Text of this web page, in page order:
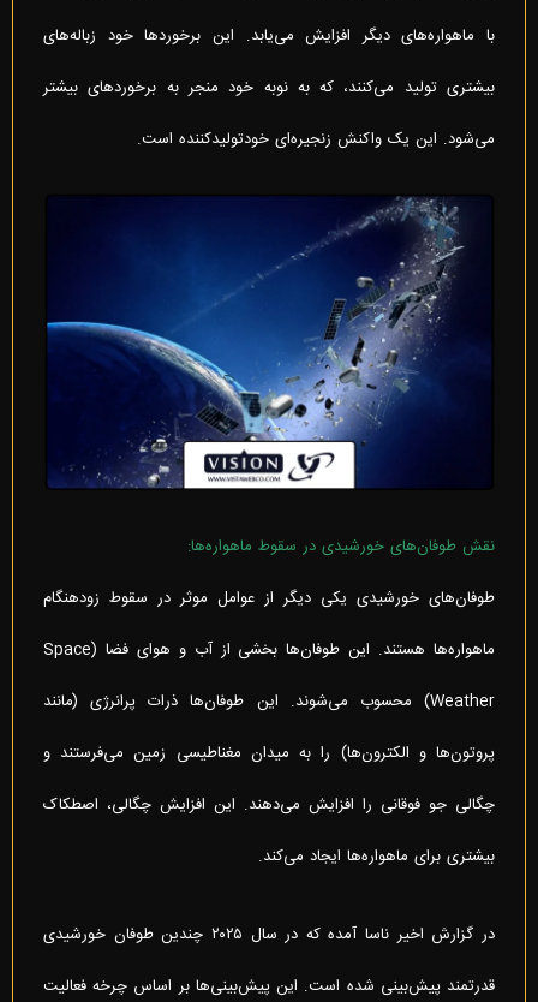
با ماهواره‌های دیگر افزایش می‌یابد. این برخوردها خود زباله‌های
بیشتری تولید می‌کنند، که به نوبه خود منجر به برخورد‌های بیشتر
می‌شود. این یک واکنش زنجیره‌ای خودتولیدکننده است.
نقش طوفان‌های خورشیدی در سقوط ماهواره‌ها:
طوفان‌های خورشیدی یکی دیگر از عوامل موثر در سقوط زودهنگام
ماهواره‌ها هستند. این طوفان‌ها بخشی از آب و هوای فضا (Space
Weather) محسوب می‌شوند. این طوفان‌ها ذرات پرانرژی (مانند
پروتون‌ها و الکترون‌ها) را به میدان مغناطیسی زمین می‌فرستند و
چگالی جو فوقانی را افزایش می‌دهند. این افزایش چگالی، اصطکاک
بیشتری برای ماهواره‌ها ایجاد می‌کند.
در گزارش اخیر ناسا آمده که در سال ۲۰۲۵ چندین طوفان خورشیدی
قدرتمند پیش‌بینی شده است. این پیش‌بینی‌ها بر اساس چرخه فعالیت